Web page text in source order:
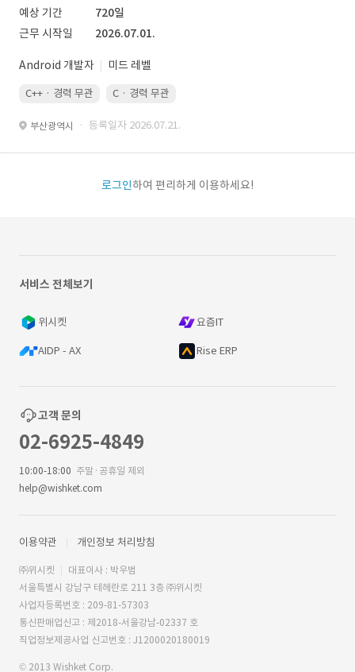
예상 기간
720일
근무 시작일
2026.07.01.
Android 개발자 미드 레벨
C++ · 경력 무관 C · 경력 무관
부산광역시 · 등록일자 2026.07.21.
로그인하여 편리하게 이용하세요!
서비스 전체보기
위시켓 요즘IT
AIDP - AX Rise ERP
고객 문의
02-6925-4849
10:00-18:00 주말·공휴일 제외
help@wishket.com
이용약관 개인정보 처리방침
㈜위시켓
대표이사 : 박우범
서울특별시 강남구 테헤란로 211 3층 ㈜위시켓
사업자등록번호 : 209-81-57303
통신판매업신고 : 제2018-서울강남-02337 호
직업정보제공사업 신고번호 : J1200020180019
© 2013 Wishket Corp.